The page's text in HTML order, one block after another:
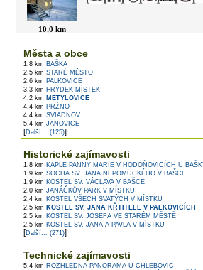
10,0 km
Města a obce
1,8 km BAŠKA
2,5 km STARÉ MĚSTO
2,6 km PALKOVICE
3,3 km FRÝDEK-MÍSTEK
4,2 km METYLOVICE
4,4 km PRŽNO
4,4 km SVIADNOV
5,4 km JANOVICE
[Další... (125)]
Historické zajímavosti
1,8 km KAPLE PANNY MARIE V HODOŇOVICÍCH U
1,9 km SOCHA SV. JANA NEPOMUCKÉHO V BAŠCE
1,9 km KOSTEL SV. VÁCLAVA V BAŠCE
2,0 km JANÁČKŮV PARK V MÍSTKU
2,4 km KOSTEL VŠECH SVATÝCH V MÍSTKU
2,5 km KOSTEL SV. JANA KŘTITELE V PALKOVICÍCH
2,5 km KOSTEL SV. JOSEFA VE STARÉM MĚSTĚ
2,5 km KOSTEL SV. JANA A PAVLA V MÍSTKU
[Další... (271)]
Technické zajímavosti
5,4 km ROZHLEDNA PANORAMA U CHLEBOVIC